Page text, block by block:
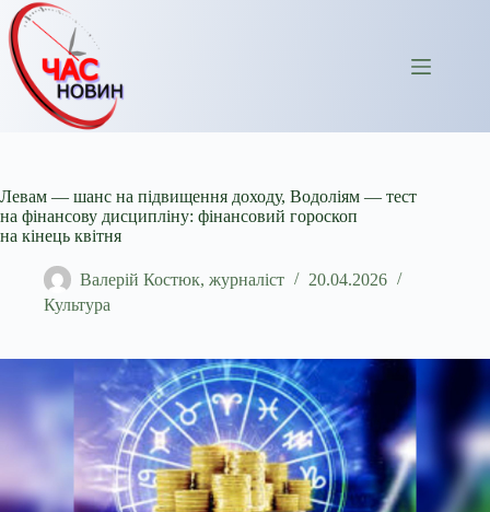
Перейти
до
вмісту
Левам — шанс на підвищення доходу, Водоліям — тест
на фінансову дисципліну: фінансовий гороскоп
на кінець квітня
Валерій Костюк, журналіст
20.04.2026
Культура